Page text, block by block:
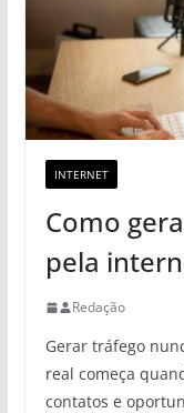
INTERNET
Como
pela
Redação
Gerar tráfego
real começa
contatos e